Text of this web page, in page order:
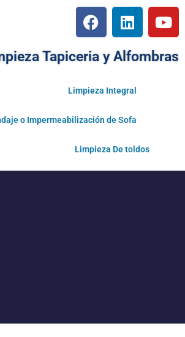
Tapiceria y Alfombras
Limpieza Integral
o Impermeabilización de Sofa
Limpieza De toldos